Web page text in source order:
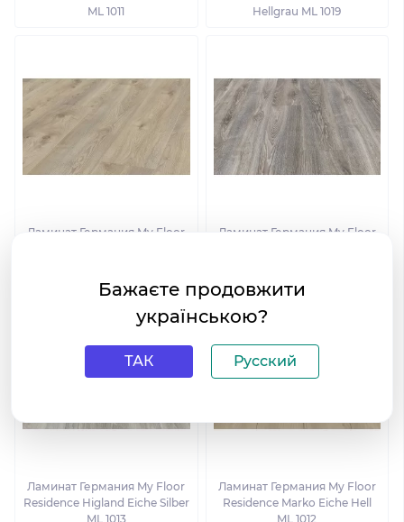
ML 1011
Hellgrau ML 1019
Ламинат Германия My Floor
Ламинат Германия My Floor
Ламинат Германия My Floor
Residence Higland Eiche Silber
ML 1013
Ламинат Германия My Floor
Residence Marko Eiche Hell
ML 1012
Бажаєте продовжити
українською?
ТАК Русский